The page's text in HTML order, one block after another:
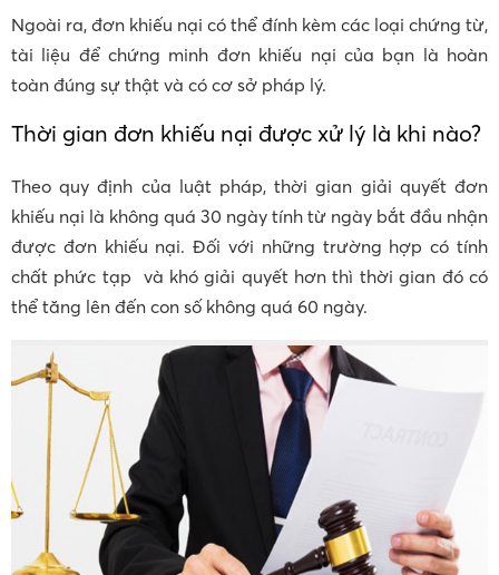
Ngoài ra, đơn khiếu nại có thể đính kèm các loại chứng từ,
tài liệu để chứng minh đơn khiếu nại của bạn là hoàn
toàn đúng sự thật và có cơ sở pháp lý.
Thời gian đơn khiếu nại được xử lý là khi nào?
Theo quy định của luật pháp, thời gian giải quyết đơn
khiếu nại là không quá 30 ngày tính từ ngày bắt đầu nhận
được đơn khiếu nại. Đối với những trường hợp có tính
chất phức tạp và khó giải quyết hơn thì thời gian đó có
thể tăng lên đến con số không quá 60 ngày.